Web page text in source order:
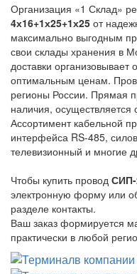
Организация «1 Склад»
4х16+1х25+1х25 от
максимально выгодным
свои склады хранения в
доставки организовывает
оптимальным ценам.
регионы России. Прямая
наличия,
Ассортимент кабельной
интерфейса RS-485,
телевизионный и многие
Чтобы купить провод СИП-
электронную форму или
разделе контакты.
Ваш заказ формируется
практически в любой